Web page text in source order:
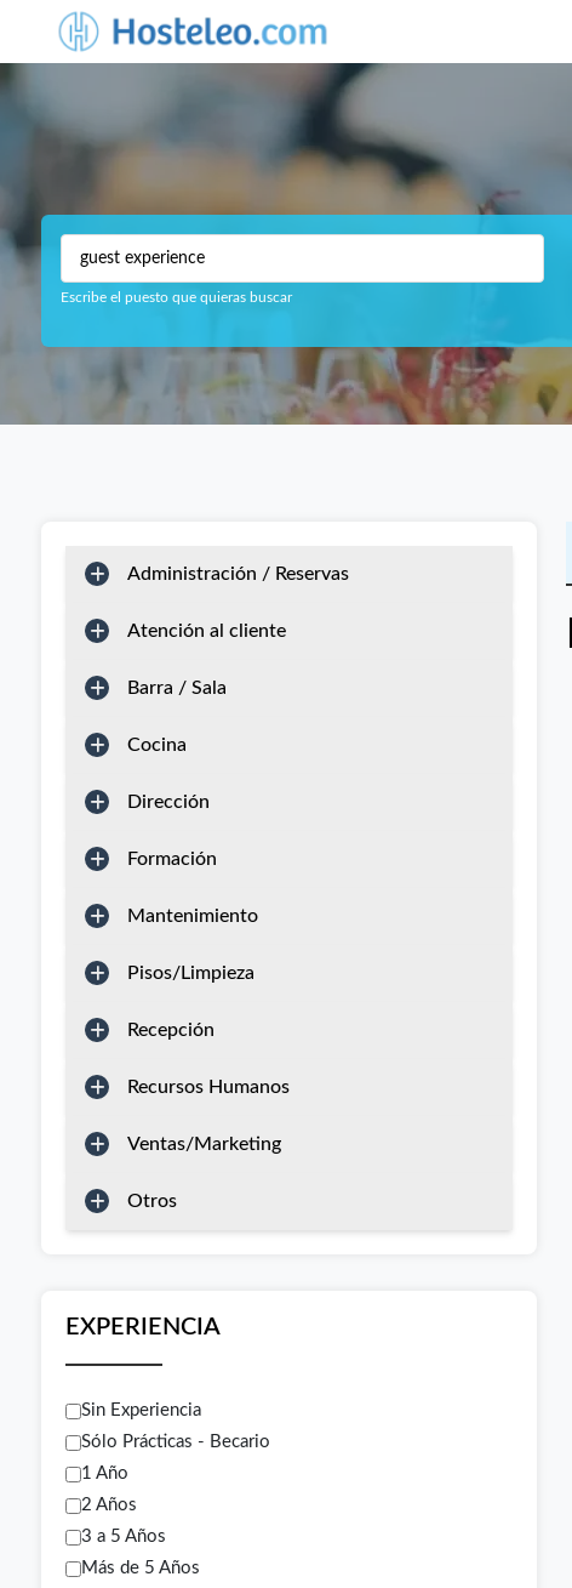
Escribe el puesto que quieras buscar
Administración / Reservas
Atención al cliente
Barra / Sala
Cocina
Dirección
Formación
Mantenimiento
Pisos/Limpieza
Recepción
Recursos Humanos
Ventas/Marketing
Otros
EXPERIENCIA
Sin Experiencia
Sólo Prácticas - Becario
1 Año
2 Años
3 a 5 Años
Más de 5 Años